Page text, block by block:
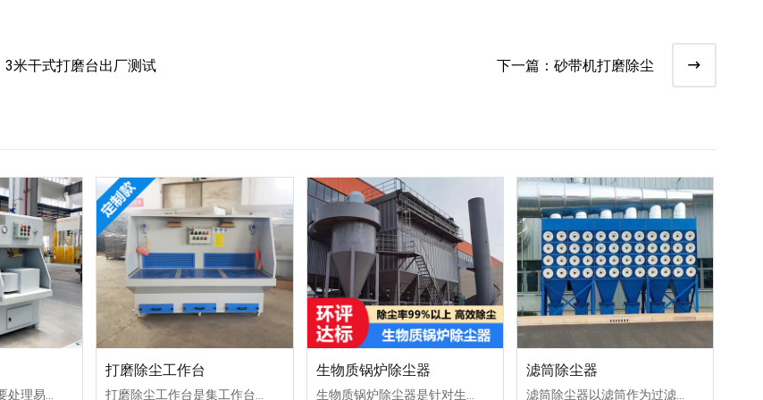
3米干式打磨台出厂测试 下一篇： 砂带机打磨除尘
打磨除尘工作台 生物质锅炉除尘器 滤筒除尘器
滤筒除尘器以滤筒作为过滤元件所组成或采用脉冲喷吹的除尘器。 滤筒除尘器按安装方式分，可以分为斜插式，侧装式，吊装式，上装式。 滤筒除尘器按滤筒材料分，可以分为长纤维聚酯滤筒除尘器、复合纤维滤筒除尘器、防静电滤筒除尘器、阻燃滤筒除尘器、覆膜滤筒除尘器、纳米滤筒除尘器等。